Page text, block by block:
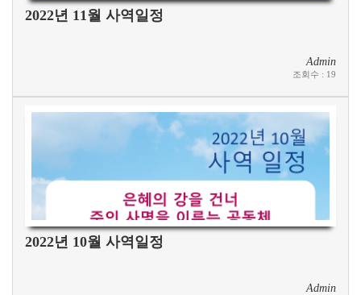
2022년 11월 사역일정
Admin
조회수 : 19
2022년 10월 사역일정
Admin